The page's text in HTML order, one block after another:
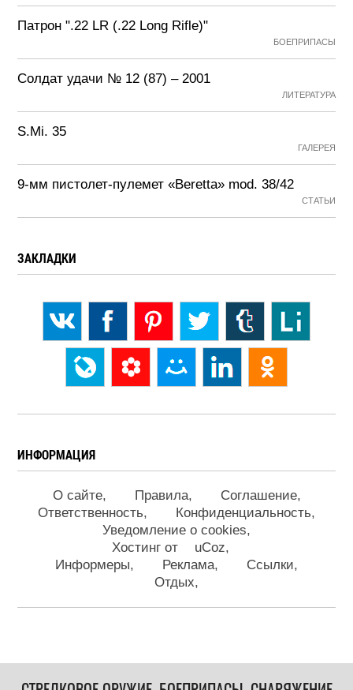
Патрон ".22 LR (.22 Long Rifle)"
БОЕПРИПАСЫ
Солдат удачи № 12 (87) – 2001
ЛИТЕРАТУРА
S.Mi. 35
ГАЛЕРЕЯ
9-мм пистолет-пулемет «Beretta» mod. 38/42
СТАТЬИ
ЗАКЛАДКИ
ИНФОРМАЦИЯ
О сайте Правила
Соглашение
Ответственность
Конфиденциальность
Уведомление о cookies
Хостинг от
uCoz
Информеры
Реклама
Ссылки
Отдых